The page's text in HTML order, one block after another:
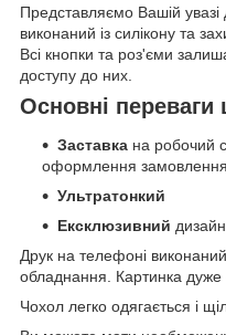
Представляємо Вашій
виконаний із силікону та
Всі кнопки та роз'єми
доступу до них.
Основні переваги
Заставка на робочий
оформлення замовлення
Ультратонкий
Ексклюзивний дизайн
Друк на телефоні
обладнання. Картинка дуже
Чохол легко одягається і